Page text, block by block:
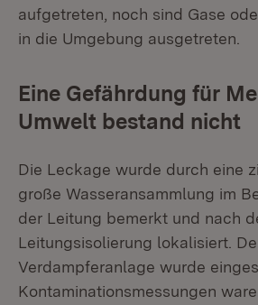
aufgetreten, noch sind Gase
in die Umgebung ausgetreten.
Eine Gefährdung für
Umwelt bestand nicht
Die Leckage wurde durch eine
große Wasseransammlung im
der Leitung bemerkt und nach
Leitungsisolierung lokalisiert.
Verdampferanlage wurde
Kontaminationsmessungen